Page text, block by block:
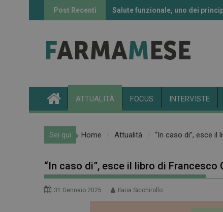
Post Recenti Salute funzionale, uno dei
Informazione sui farmaci: l’uso
ATTUALITÀ FOCUS INTERVISTE
Sei qui Home Attualità “In caso di”, esce il
“In caso di”, esce il libro di Francesco
31 Gennaio 2025 Ilaria Sicchirollo